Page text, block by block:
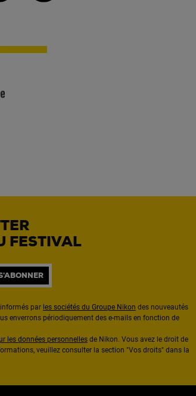
FESTIVAL
par les sociétés du Groupe Nikon des nouveautés
enverrons périodiquement des e-mails en fonction de
les données personnelles de Nikon. Vous avez le droit de
veuillez consulter la section "Vos droits" dans la